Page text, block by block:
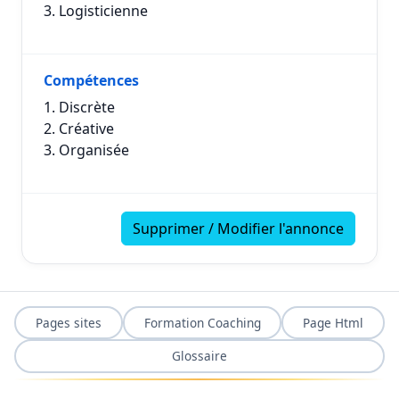
3. Logisticienne
Compétences
1. Discrète
2. Créative
3. Organisée
Supprimer / Modifier l'annonce
Pages sites Formation Coaching
Page Html
Glossaire